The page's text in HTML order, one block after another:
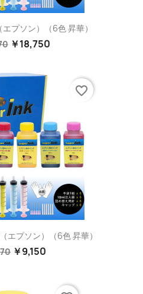
プソン）（6色 昇華）
￥18,750
エプソン）（6色 昇華）
￥9,150
favorite_border